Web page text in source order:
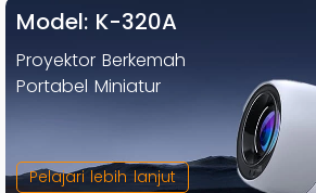
Model: K-320A
Proyektor Berkemah
Portabel Miniatur
Pelajari lebih lanjut